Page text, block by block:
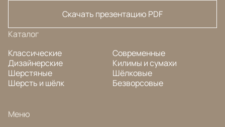
Скачать презентацию PDF
Каталог
Классические
Дизайнерские
Шерстяные
Шерсть и шёлк
Современные
Килимы и сумахи
Шёлковые
Безворсовые
Меню